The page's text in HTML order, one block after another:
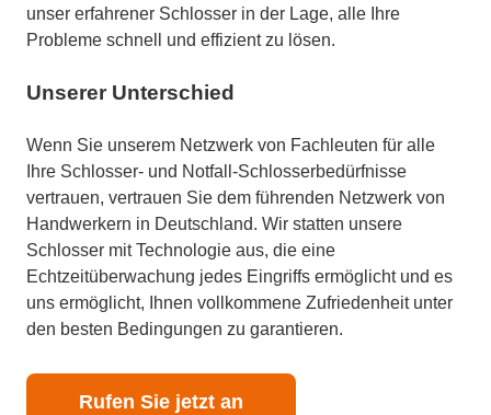
unser erfahrener Schlosser in der Lage, alle Ihre
Probleme schnell und effizient zu lösen.
Unserer Unterschied
Wenn Sie unserem Netzwerk von Fachleuten für alle
Ihre Schlosser- und Notfall-Schlosserbedürfnisse
vertrauen, vertrauen Sie dem führenden Netzwerk von
Handwerkern in Deutschland. Wir statten unsere
Schlosser mit Technologie aus, die eine
Echtzeitüberwachung jedes Eingriffs ermöglicht und es
uns ermöglicht, Ihnen vollkommene Zufriedenheit unter
den besten Bedingungen zu garantieren.
Rufen Sie jetzt an